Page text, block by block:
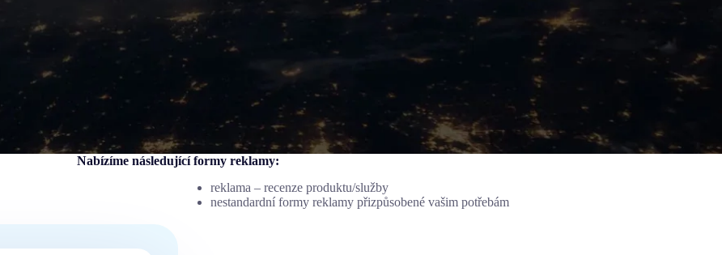
Nabízíme následující formy reklamy:
reklama – recenze produktu/služby
nestandardní formy reklamy přizpůsobené vašim potřebám